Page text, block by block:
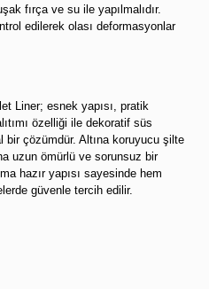
fırça ve su ile yapılmalıdır.
edilerek olası deformasyonlar
Liner; esnek yapısı, pratik
özelliği ile dekoratif süs
çözümdür. Altına koruyucu şilte
uzun ömürlü ve sorunsuz bir
hazır yapısı sayesinde hem
güvenle tercih edilir.